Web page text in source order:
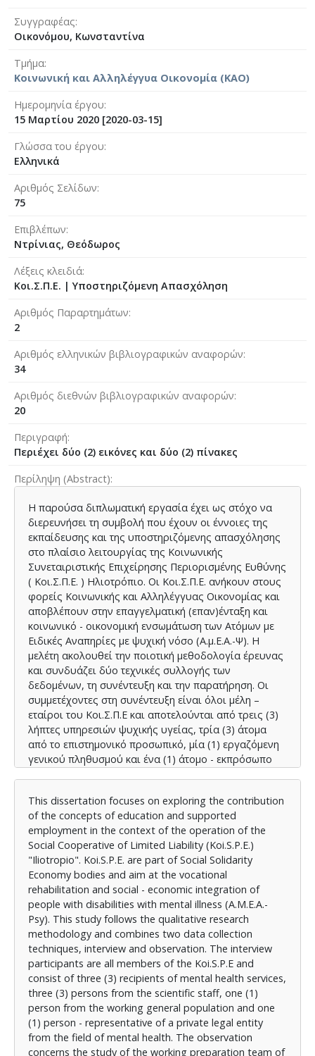
Συγγραφέας
Οικονόμου, Κωνσταντίνα
Τμήμα
Κοινωνική και Αλληλέγγυα Οικονομία (ΚΑΟ)
Ημερομηνία έργου
15 Μαρτίου 2020 [2020-03-15]
Γλώσσα του έργου
Ελληνικά
Αριθμός Σελίδων
75
Επιβλέπων
Ντρίνιας, Θεόδωρος
Λέξεις κλειδιά
Κοι.Σ.Π.Ε. | Υποστηριζόμενη Απασχόληση
Αριθμός Παραρτημάτων
2
Αριθμός ελληνικών βιβλιογραφικών αναφορών
34
Αριθμός διεθνών βιβλιογραφικών αναφορών
20
Περιγραφή
Περιέχει δύο (2) εικόνες και δύο (2) πίνακες
Περίληψη (Abstract)
Η παρούσα διπλωματική εργασία έχει ως στόχο να
διερευνήσει τη συμβολή που έχουν οι έννοιες της
εκπαίδευσης και της υποστηριζόμενης απασχόλησης
στο πλαίσιο λειτουργίας της Κοινωνικής
Συνεταιριστικής Επιχείρησης Περιορισμένης Ευθύνης
( Κοι.Σ.Π.Ε. ) Ηλιοτρόπιο. Οι Κοι.Σ.Π.Ε. ανήκουν στους
φορείς Κοινωνικής και Αλληλέγγυας Οικονομίας και
αποβλέπουν στην επαγγελματική (επαν)ένταξη και
κοινωνικό - οικονομική ενσωμάτωση των Ατόμων με
Ειδικές Αναπηρίες µε ψυχική νόσο (Α.μ.Ε.Α.-Ψ). Η
μελέτη ακολουθεί την ποιοτική μεθοδολογία έρευνας
και συνδυάζει δύο τεχνικές συλλογής των
δεδομένων, τη συνέντευξη και την παρατήρηση. Οι
συμμετέχοντες στη συνέντευξη είναι όλοι μέλη –
εταίροι του Κοι.Σ.Π.Ε και αποτελούνται από τρεις (3)
λήπτες υπηρεσιών ψυχικής υγείας, τρία (3) άτομα
από το επιστημονικό προσωπικό, μία (1) εργαζόμενη
γενικού πληθυσμού και ένα (1) άτομο - εκπρόσωπο
της ομάδας εργασιακής προετοιμασίας των λ.υ.ψ.υ.
που πραγματοποιείται στον Κοι.Σ.Π.Ε.. Μετά την
ανάλυση των ευρημάτων με τη μέθοδο της θεματικής
ανάλυσης προχωράμε στην παρουσίασή τους. Η
εκπαίδευση εφαρμόζεται ως ένα ολιγοήμερο
πρόγραμμα απόκτησης εργασιακών δεξιοτήτων στους
λ.υ.ψ.υ. που ξεκινούν νέα εργασία όπως και στους
συμμετέχοντες - λ.υ.ψ.υ. στην ομάδα εργασιακής
προετοιμασίας, για την απόκτηση κοινωνικών και
επαγγελματικών δεξιοτήτων. Επίσης η εκπαίδευση
των στελεχών γίνεται μέσα από ψυχοθεραπευτικές
ομάδες. Το μοντέλο της υποστηριζόμενης
απασχόλησης εφαρμόζεται επίσης πολύ κοντά στις
αρχές της με θετικό αντίκτυπο στους λήπτες -
εργαζόμενους αλλά και στο τεχνικό προσωπικό.
Συμπερασματικά, η μελέτη μας καταδεικνύει το θετικό
ρόλο των εννοιών που εξετάζουμε που με τη σειρά
This dissertation focuses on exploring the contribution
of the concepts of education and supported
employment in the context of the operation of the
Social Cooperative of Limited Liability (Κoi.S.P.E.)
"Iliotropio". Κoi.S.P.E. are part of Social Solidarity
Economy bodies and aim at the vocational
rehabilitation and social - economic integration of
people with disabilities with mental illness (A.M.E.A.-
Psy). This study follows the qualitative research
methodology and combines two data collection
techniques, interview and observation. The interview
participants are all members of the Koi.S.P.E and
consist of three (3) recipients of mental health services,
three (3) persons from the scientific staff, one (1)
person from the working general population and one
(1) person - representative of a private legal entity
from the field of mental health. The observation
concerns the study of the working preparation team of